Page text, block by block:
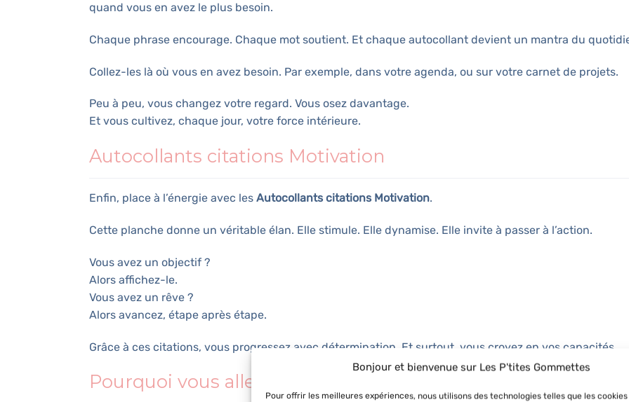
Bonjour et bienvenue sur Les P'tites Gommettes
Pour offrir les meilleures expériences, nous utilisons des technologies telles que les
quand vous en avez le plus besoin.
Chaque phrase encourage. Chaque mot soutient. Et chaque autocollant devient un mantra du
Collez-les là où vous en avez besoin. Par exemple, dans votre agenda, ou sur votre carnet de projets.
Peu à peu, vous changez votre regard. Vous osez davantage.
Et vous cultivez, chaque jour, votre force intérieure.
Autocollants citations Motivation
Enfin, place à l’énergie avec les Autocollants citations Motivation.
Cette planche donne un véritable élan. Elle stimule. Elle dynamise. Elle invite à passer à l’action.
Vous avez un objectif ?
Alors affichez-le.
Vous avez un rêve ?
Alors avancez, étape après étape.
Grâce à ces citations, vous progressez avec détermination. Et surtout, vous croyez en vos capacités.
Pourquoi vous allez les aimer ?